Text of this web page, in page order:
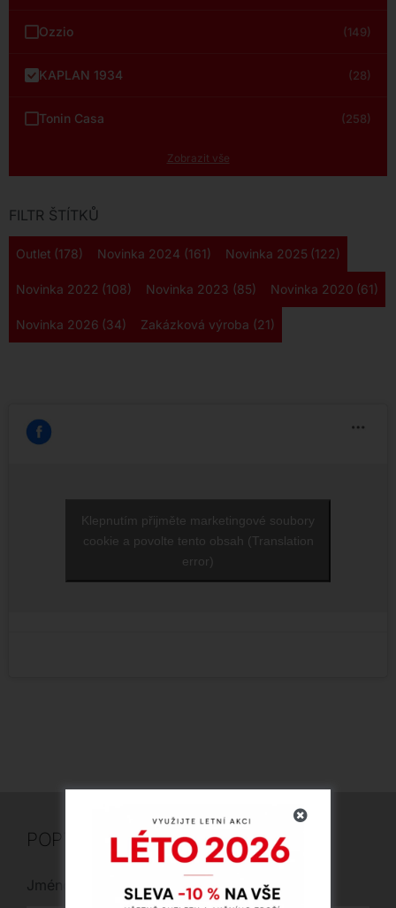
Ozzio (149)
KAPLAN 1934 (28)
Tonin Casa (258)
Zobrazit vše
FILTR ŠTÍTKŮ
Outlet (178) Novinka 2024 (161) Novinka 2025 (122)
Novinka 2022 (108) Novinka 2023 (85) Novinka 2020 (61)
Novinka 2026 (34) Zakázková výroba (21)
Klepnutím přijměte marketingové soubory
cookie a povolte tento obsah (Translation
error)
POPTÁVKA
Jméno